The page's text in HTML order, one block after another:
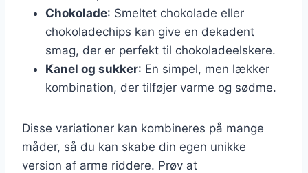
Chokolade: Smeltet chokolade eller
chokoladechips kan give en dekadent
smag, der er perfekt til chokoladeelskere.
Kanel og sukker: En simpel, men lækker
kombination, der tilføjer varme og sødme.
Disse variationer kan kombineres på mange
måder, så du kan skabe din egen unikke
version af arme riddere. Prøv at